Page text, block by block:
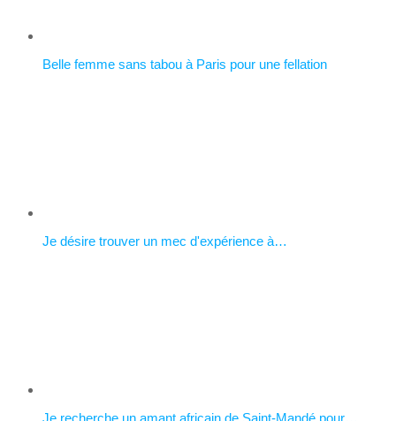
Belle femme sans tabou à Paris pour une fellation
Je désire trouver un mec d'expérience à…
Je recherche un amant africain de Saint-Mandé pour…